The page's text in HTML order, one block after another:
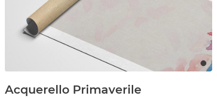
Acquerello Primaverile